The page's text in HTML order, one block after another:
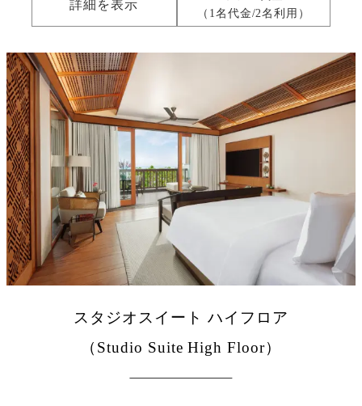
詳細を表示
（1名代金/2名利用）
スタジオスイート ハイフロア
（Studio Suite High Floor）